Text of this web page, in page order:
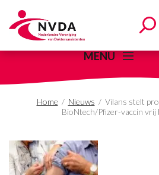
Vilans stelt
MENU
Home / Nieuws / Vilans stelt
BioNtech/Pfizer-vaccin vrij